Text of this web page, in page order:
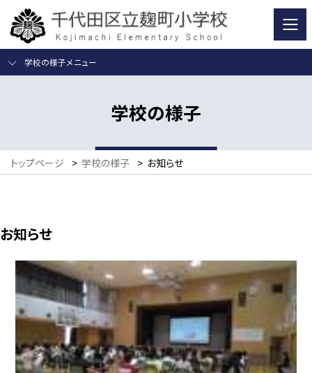
学校の様子メニュー
学校の様子
トップページ > 学校の様子 > お知らせ
お知らせ